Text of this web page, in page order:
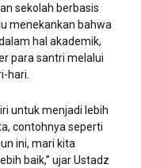
sekolah berbasis
menekankan bahwa
hal akademik,
para santri melalui
hari.
untuk menjadi lebih
contohnya seperti
ini, mari kita
baik,” ujar Ustadz